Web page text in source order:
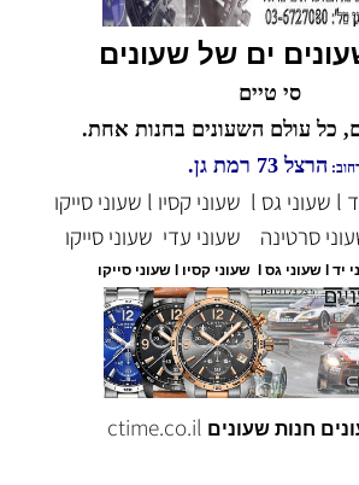
ים של שעונים
סי טיים
כל עולם השעונים בחנות אחת.
הרצל 73 רמת גן.
סרטינה שעוני עדי שעוני סייקו
חנות שעונים ctime.co.il